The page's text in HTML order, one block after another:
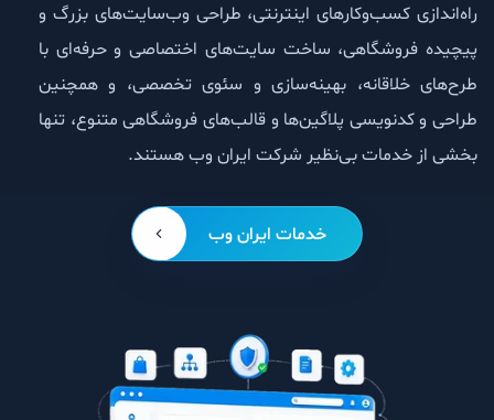
راه‌اندازی کسب‌وکارهای اینترنتی، طراحی وب‌سایت‌های بزرگ و
پیچیده فروشگاهی، ساخت سایت‌های اختصاصی و حرفه‌ای با
طرح‌های خلاقانه، بهینه‌سازی و سئوی تخصصی، و همچنین
طراحی و کدنویسی پلاگین‌ها و قالب‌های فروشگاهی متنوع، تنها
بخشی از خدمات بی‌نظیر شرکت ایران وب هستند.
خدمات ایران وب